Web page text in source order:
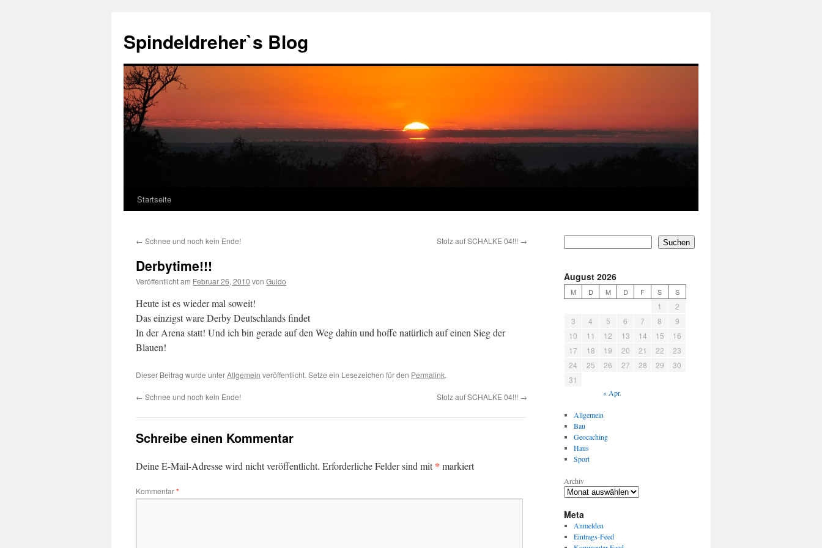
springen
Spindeldreher`s Blog
Startseite
← Schnee und noch kein Ende! Stolz auf SCHALKE 04!!! →
Derbytime!!!
Veröffentlicht am Februar 26, 2010 von Guido
Heute ist es wieder mal soweit!
Das einzigst ware Derby Deutschlands findet
In der Arena statt! Und ich bin gerade auf den Weg dahin und hoffe natürlich auf einen Sieg der
Blauen!
Dieser Beitrag wurde unterAllgemein veröffentlicht. Setze ein Lesezeichen für den Permalink.
← Schnee und noch kein Ende! Stolz auf SCHALKE 04!!! →
Schreibe einen Kommentar
Deine E-Mail-Adresse wird nicht veröffentlicht. Erforderliche Felder sind mit* markiert
Kommentar*
Suchen
August 2026
M D M D F S S
1
2
3
4 5 6 7 8
9
10
11 12 13 14 15
16
17
18 19 20 21 22
23
24
25 26 27 28 29
30
31
« Apr.
Allgemein
Bau
Geocaching
Haus
Sport
Archiv
Meta
Anmelden
Eintrags-Feed